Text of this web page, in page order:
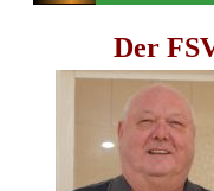
Der